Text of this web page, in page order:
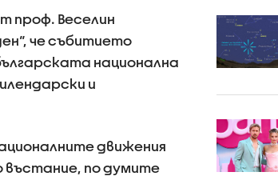
проф. Веселин
че събитието
национална
и
движения
по думите